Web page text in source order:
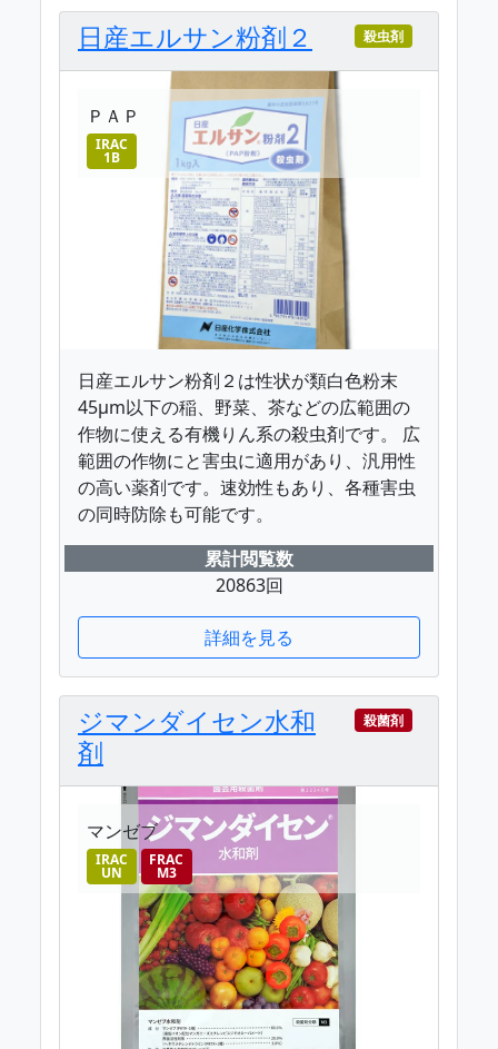
日産エルサン粉剤２ 殺虫剤
ＰＡＰ
IRAC
1B
日産エルサン粉剤２は性状が類白色粉末
45μm以下の稲、野菜、茶などの広範囲の
作物に使える有機りん系の殺虫剤です。 広
範囲の作物にと害虫に適用があり、汎用性
の高い薬剤です。速効性もあり、各種害虫
の同時防除も可能です。
累計閲覧数
20863回
詳細を見る
ジマンダイセン水和
剤
殺菌剤
マンゼブ
IRAC
UN
FRAC
M3